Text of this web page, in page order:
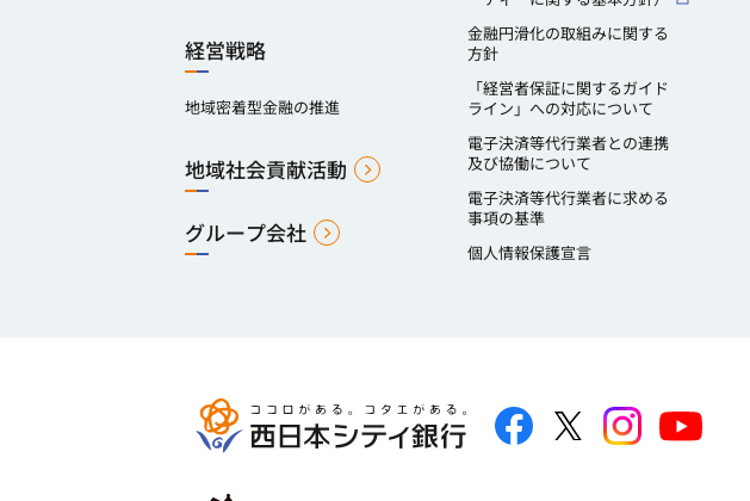
経営戦略
地域密着型金融の推進
地域社会貢献活動
グループ会社
金融円滑化の取組みに関する
方針
「経営者保証に関するガイド
ライン」への対応について
電子決済等代行業者との連携
及び協働について
電子決済等代行業者に求める
事項の基準
個人情報保護宣言